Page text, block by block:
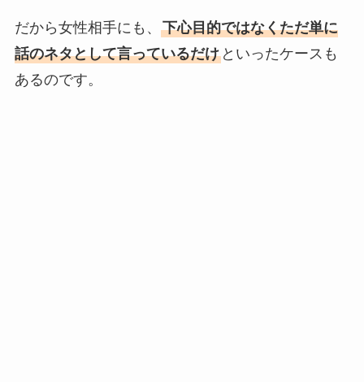
だから女性相手にも、 下心目的ではなくただ単に
話のネタとして言っているだけといったケースも
あるのです。